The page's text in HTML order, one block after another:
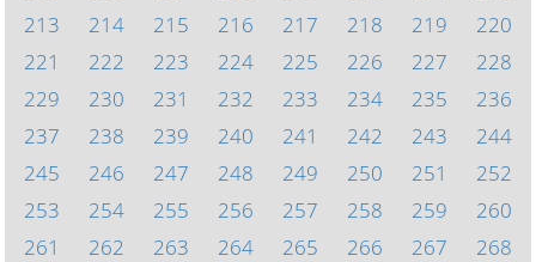
213
214 215 216 217 218 219
220
221
222 223 224 225 226 227
228
229
230 231 232 233 234 235
236
237
238 239 240 241 242 243
244
245
246 247 248 249 250 251
252
253
254 255 256 257 258 259
260
261
262 263 264 265 266 267
268